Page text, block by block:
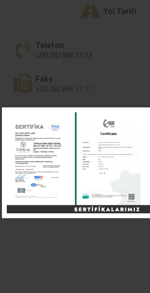
Yol Tarifi
Telefon
+90 282 686 73 73
Faks
+90 282 686 73 77
+44 7551 486 199
E-Posta
info@toprakkurk.com